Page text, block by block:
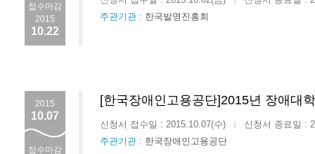
접수마감
2015
10.22
주관기관 : 한국발명진흥회
2015
10.07
접수마감
[한국장애인고용공단]2015년 장애대
신청서 접수일 : 2015.10.07(수) |
신청서 종료일 :
주관기관 : 한국장애인고용공단